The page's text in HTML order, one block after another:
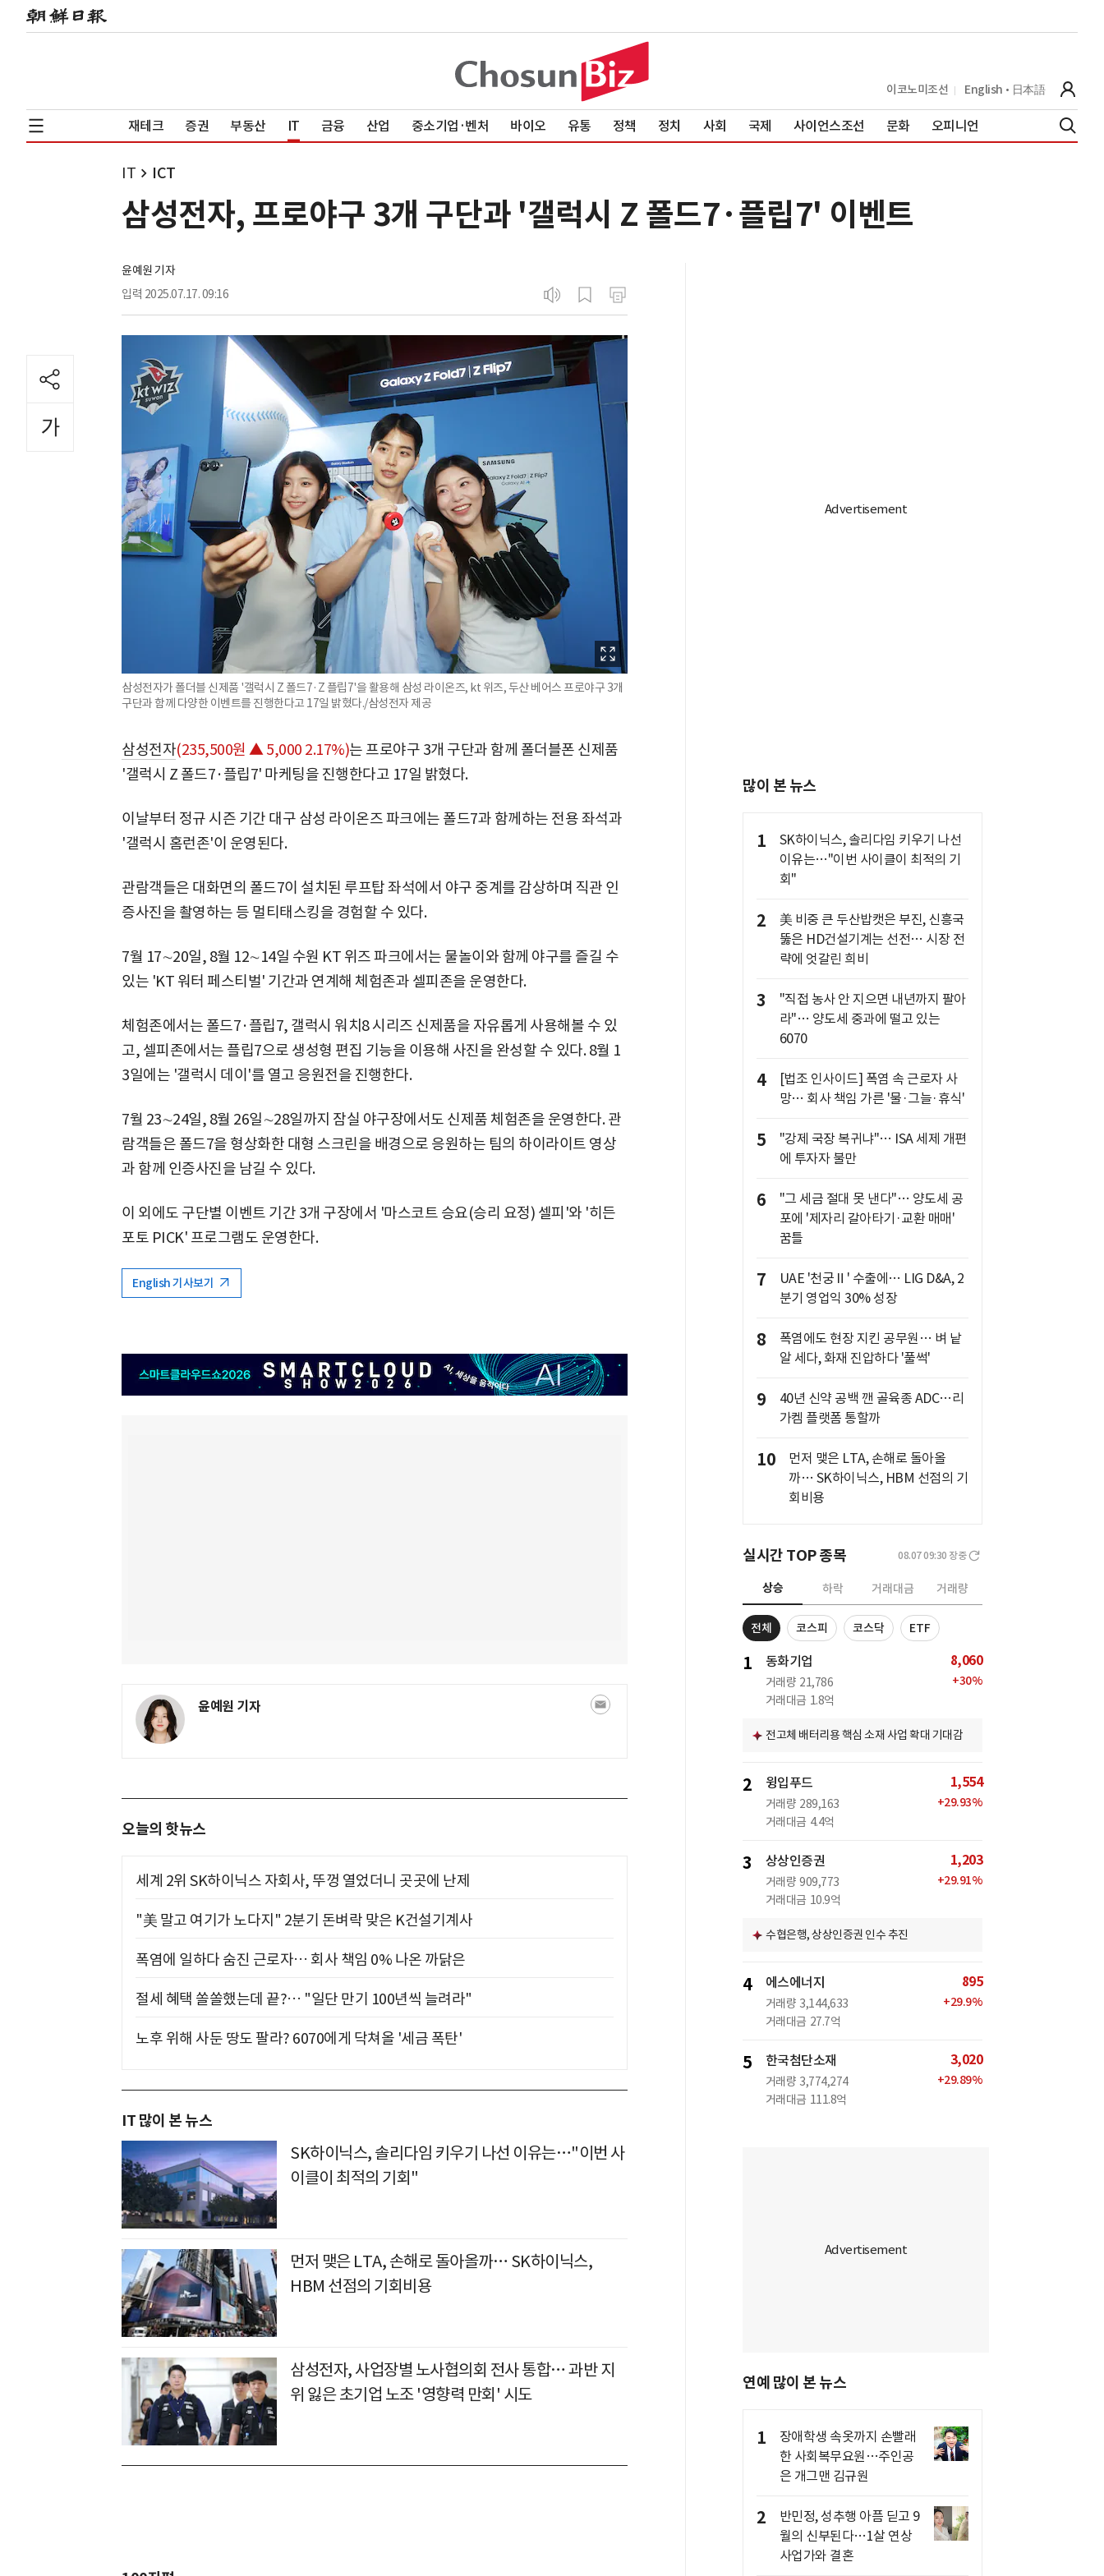
이코노미조선 English 日本語
재테크 증권 부동산 IT 금융 산업 중소기업·벤처 바이오 유통 정책 정치 사회 국제 사이언스조선 문화 오피니언
IT ICT
삼성전자, 프로야구 3개 구단과 '갤럭시 Z 폴드7·플립7' 이벤트
윤예원 기자
입력 2025.07.17. 09:16
삼성전자가 폴더블 신제품 '갤럭시 Z 폴드7·Z 플립7'을 활용해 삼성 라이온즈, kt 위즈, 두산 베어스 프로야구 3개
구단과 함께 다양한 이벤트를 진행한다고 17일 밝혔다./삼성전자 제공
삼성전자(235,500원 ▲ 5,000 2.17%)는 프로야구 3개 구단과 함께 폴더블폰 신제품
'갤럭시 Z 폴드7·플립7' 마케팅을 진행한다고 17일 밝혔다.
이날부터 정규 시즌 기간 대구 삼성 라이온즈 파크에는 폴드7과 함께하는 전용 좌석과
'갤럭시 홈런존'이 운영된다.
관람객들은 대화면의 폴드7이 설치된 루프탑 좌석에서 야구 중계를 감상하며 직관 인
증사진을 촬영하는 등 멀티태스킹을 경험할 수 있다.
7월 17∼20일, 8월 12∼14일 수원 KT 위즈 파크에서는 물놀이와 함께 야구를 즐길 수
있는 'KT 워터 페스티벌' 기간과 연계해 체험존과 셀피존을 운영한다.
체험존에서는 폴드7·플립7, 갤럭시 워치8 시리즈 신제품을 자유롭게 사용해볼 수 있
고, 셀피존에서는 플립7으로 생성형 편집 기능을 이용해 사진을 완성할 수 있다. 8월 1
3일에는 '갤럭시 데이'를 열고 응원전을 진행한다.
7월 23∼24일, 8월 26일∼28일까지 잠실 야구장에서도 신제품 체험존을 운영한다. 관
람객들은 폴드7을 형상화한 대형 스크린을 배경으로 응원하는 팀의 하이라이트 영상
과 함께 인증사진을 남길 수 있다.
이 외에도 구단별 이벤트 기간 3개 구장에서 '마스코트 승요(승리 요정) 셀피'와 '히든
포토 PICK' 프로그램도 운영한다.
English 기사보기
윤예원 기자
오늘의 핫뉴스
세계 2위 SK하이닉스 자회사, 뚜껑 열었더니 곳곳에 난제
"美 말고 여기가 노다지" 2분기 돈벼락 맞은 K건설기계사
폭염에 일하다 숨진 근로자… 회사 책임 0% 나온 까닭은
절세 혜택 쏠쏠했는데 끝?… "일단 만기 100년씩 늘려라"
노후 위해 사둔 땅도 팔라? 6070에게 닥쳐올 '세금 폭탄'
IT 많이 본 뉴스
SK하이닉스, 솔리다임 키우기 나선 이유는…"이번 사
이클이 최적의 기회"
먼저 맺은 LTA, 손해로 돌아올까… SK하이닉스,
HBM 선점의 기회비용
삼성전자, 사업장별 노사협의회 전사 통합… 과반 지
위 잃은 초기업 노조 '영향력 만회' 시도
많이 본 뉴스
1
SK하이닉스, 솔리다임 키우기 나선
이유는…"이번 사이클이 최적의 기
회"
2
美 비중 큰 두산밥캣은 부진, 신흥국
뚫은 HD건설기계는 선전… 시장 전
략에 엇갈린 희비
3
"직접 농사 안 지으면 내년까지 팔아
라"… 양도세 중과에 떨고 있는
6070
4
[법조 인사이드] 폭염 속 근로자 사
망… 회사 책임 가른 '물·그늘·휴식'
5
"강제 국장 복귀냐"… ISA 세제 개편
에 투자자 불만
6
"그 세금 절대 못 낸다"… 양도세 공
포에 '제자리 갈아타기·교환 매매'
꿈틀
7
UAE '천궁Ⅱ' 수출에… LIG D&A, 2
분기 영업익 30% 성장
8
폭염에도 현장 지킨 공무원… 벼 낱
알 세다, 화재 진압하다 '풀썩'
9
40년 신약 공백 깬 골육종 ADC…리
가켐 플랫폼 통할까
10
먼저 맺은 LTA, 손해로 돌아올
까… SK하이닉스, HBM 선점의 기
회비용
실시간 TOP 종목 08.07 09:30 장중
상승 하락 거래대금 거래량
전체 코스피 코스닥 ETF
1 동화기업
거래량 21,786
거래대금 1.8억
8,060
+30%
전고체 배터리용 핵심 소재 사업 확대 기대감
2 윙입푸드
거래량 289,163
거래대금 4.4억
1,554
+29.93%
3 상상인증권
거래량 909,773
거래대금 10.9억
1,203
+29.91%
수협은행, 상상인증권 인수 추진
4 에스에너지
거래량 3,144,633
거래대금 27.7억
895
+29.9%
5 한국첨단소재
거래량 3,774,274
거래대금 111.8억
3,020
+29.89%
연예 많이 본 뉴스
1
장애학생 속옷까지 손빨래
한 사회복무요원…주인공
은 개그맨 김규원
2
반민정, 성추행 아픔 딛고 9
월의 신부된다…1살 연상
사업가와 결혼